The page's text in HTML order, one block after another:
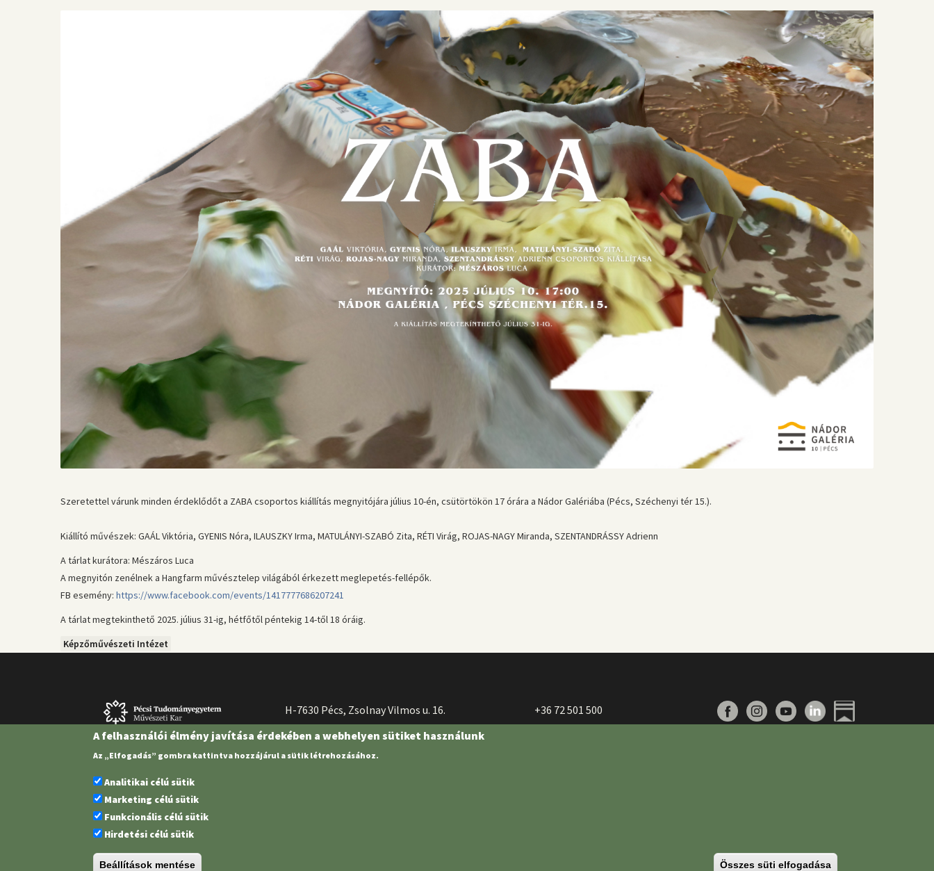
Szeretettel várunk minden érdeklődőt a ZABA csoportos kiállítás megnyitójára július 10-én, csütörtökön 17 órára a Nádor Galériába (Pécs, Széchenyi tér 15.).
Kiállító művészek: GAÁL Viktória, GYENIS Nóra, ILAUSZKY Irma, MATULÁNYI-SZABÓ Zita, RÉTI Virág, ROJAS-NAGY Miranda, SZENTANDRÁSSY Adrienn
A tárlat kurátora: Mészáros Luca
A megnyitón zenélnek a Hangfarm művésztelep világából érkezett meglepetés-fellépők.
FB esemény: https://www.facebook.com/events/1417777686207241
A tárlat megtekinthető 2025. július 31-ig, hétfőtől péntekig 14-től 18 óráig.
Képzőművészeti Intézet
H-7630 Pécs, Zsolnay Vilmos u. 16. +36 72 501 500
Pécsi Tudományegyetem | Kancellária |
A felhasználói élmény javítása érdekében a webhelyen sütiket használunk
Az „Elfogadás” gombra kattintva hozzájárul a sütik létrehozásához.
Analitikai célú sütik
Marketing célú sütik
Funkcionális célú sütik
Hirdetési célú sütik
Beállítások mentése Összes süti elfogadása